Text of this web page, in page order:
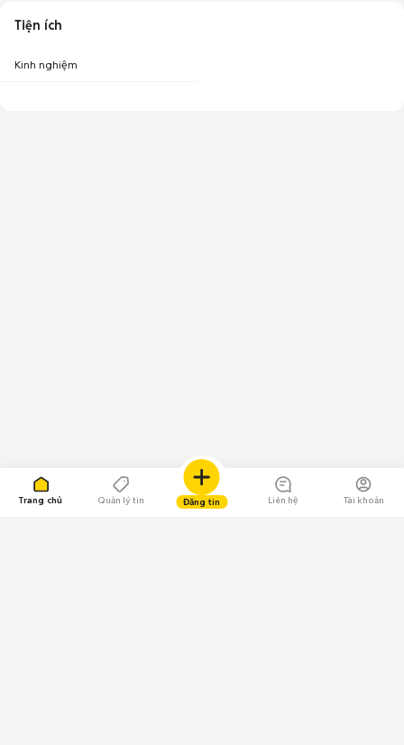
Trang chủ Quản lý tin Đăng tin Liên hệ Tài khoản
Tiện ích
Kinh nghiệm